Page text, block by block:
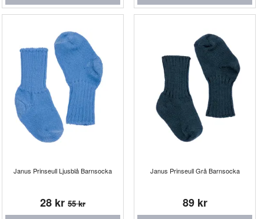
Janus Prinseull Ljusblå Barnsocka
28 kr 55 kr
Janus Prinseull Grå Barnsocka
89 kr